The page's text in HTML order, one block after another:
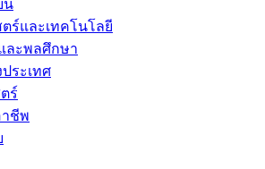
น
ร์และเทคโนโลยี
ละพลศึกษา
ระเทศ
ร์
าชีพ